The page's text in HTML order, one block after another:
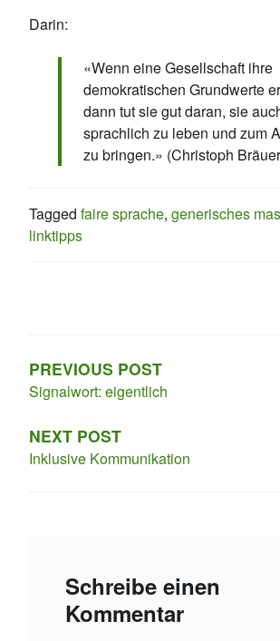
Darin:
«Wenn eine Gesellschaft ihre
demokratischen Grundwerte
dann tut sie gut daran, sie
sprachlich zu leben und zum
zu bringen.» (Christoph
Tagged faire sprache, generisches
linktipps
PREVIOUS POST
Signalwort: eigentlich
NEXT POST
Inklusive Kommunikation
Schreibe einen
Kommentar